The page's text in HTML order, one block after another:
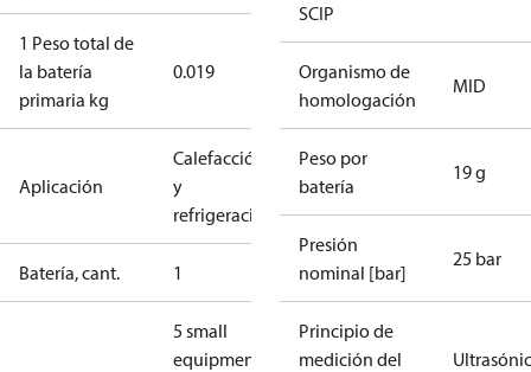
1 Peso total de
la batería
primaria kg
0.019
Aplicación
Calefacción
y
refrigeración
Batería, cant. 1
5 small
equipment
SCIP
Organismo de
homologación
MID
Peso por
batería
19 g
Presión
nominal [bar]
25 bar
Principio de
medición del